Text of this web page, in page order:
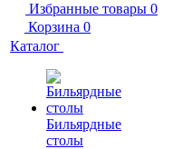
Избранные товары 0
Корзина 0
Каталог
Бильярдные
столы